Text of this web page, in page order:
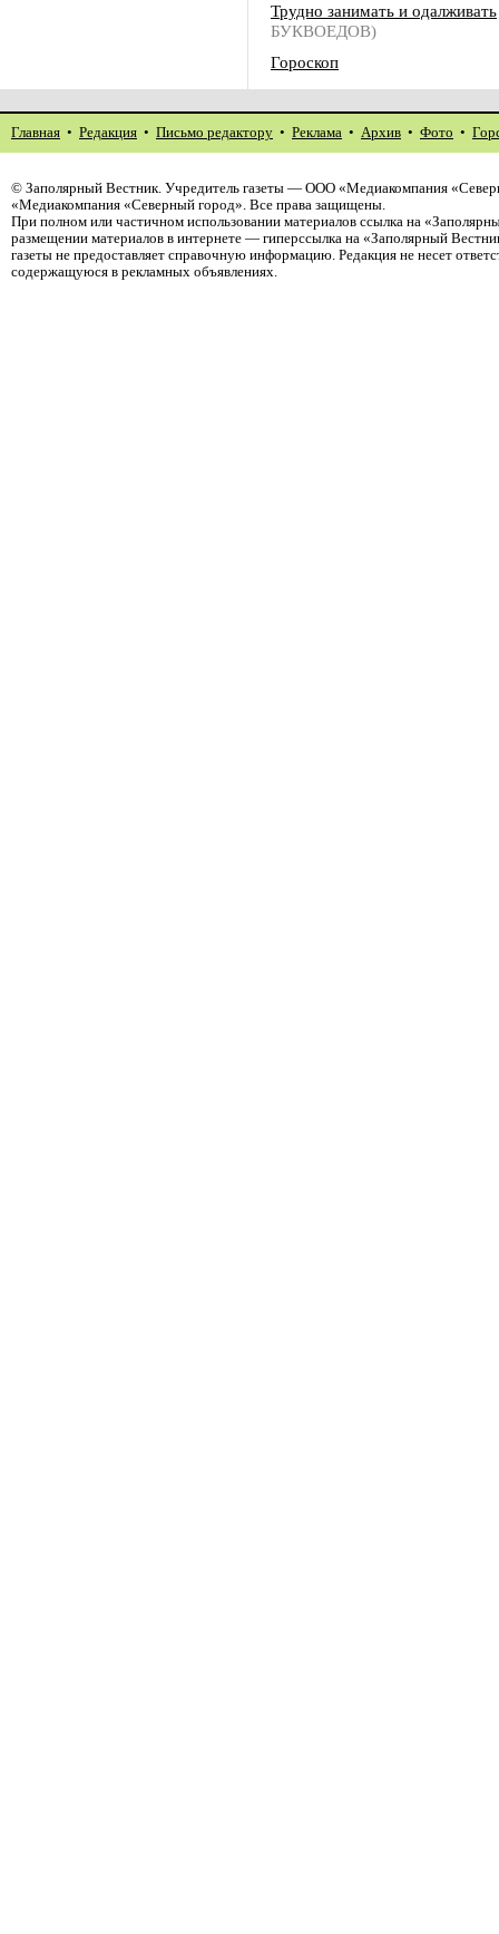
Трудно занимать и одалживать
БУКВОЕДОВ)
Гороскоп
Главная • Редакция • Письмо редактору • Реклама • Архив • Фото •
© Заполярный Вестник. Учредитель газеты — ООО «Медиакомпания
«Медиакомпания «Северный город». Все права защищены.
При полном или частичном использовании материалов ссылка на
размещении материалов в интернете — гиперссылка на «Заполярный
газеты не предоставляет справочную информацию. Редакция не несет
содержащуюся в рекламных объявлениях.